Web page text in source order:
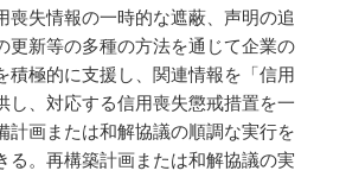
喪失情報の一時的な遮蔽、声明の追
更新等の多種の方法を通じて企業の
積極的に支援し、関連情報を「信用
し、対応する信用喪失懲戒措置を一
計画または和解協議の順調な実行を
る。再構築計画または和解協議の実